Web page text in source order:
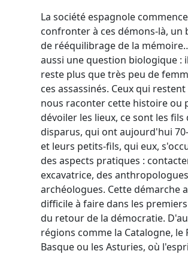
La société espagnole
confronter à ces démons-là, un
de rééquilibrage de la
aussi une question biologique :
reste plus que très peu de
ces assassinés. Ceux qui
nous raconter cette histoire ou
dévoiler les lieux, ce sont les fils
disparus, qui ont aujourd'hui
et leurs petits-fils, qui eux,
des aspects pratiques :
excavatrice, des
archéologues. Cette démarche
difficile à faire dans les
du retour de la démocratie.
régions comme la Catalogne, le
Basque ou les Asturies, où